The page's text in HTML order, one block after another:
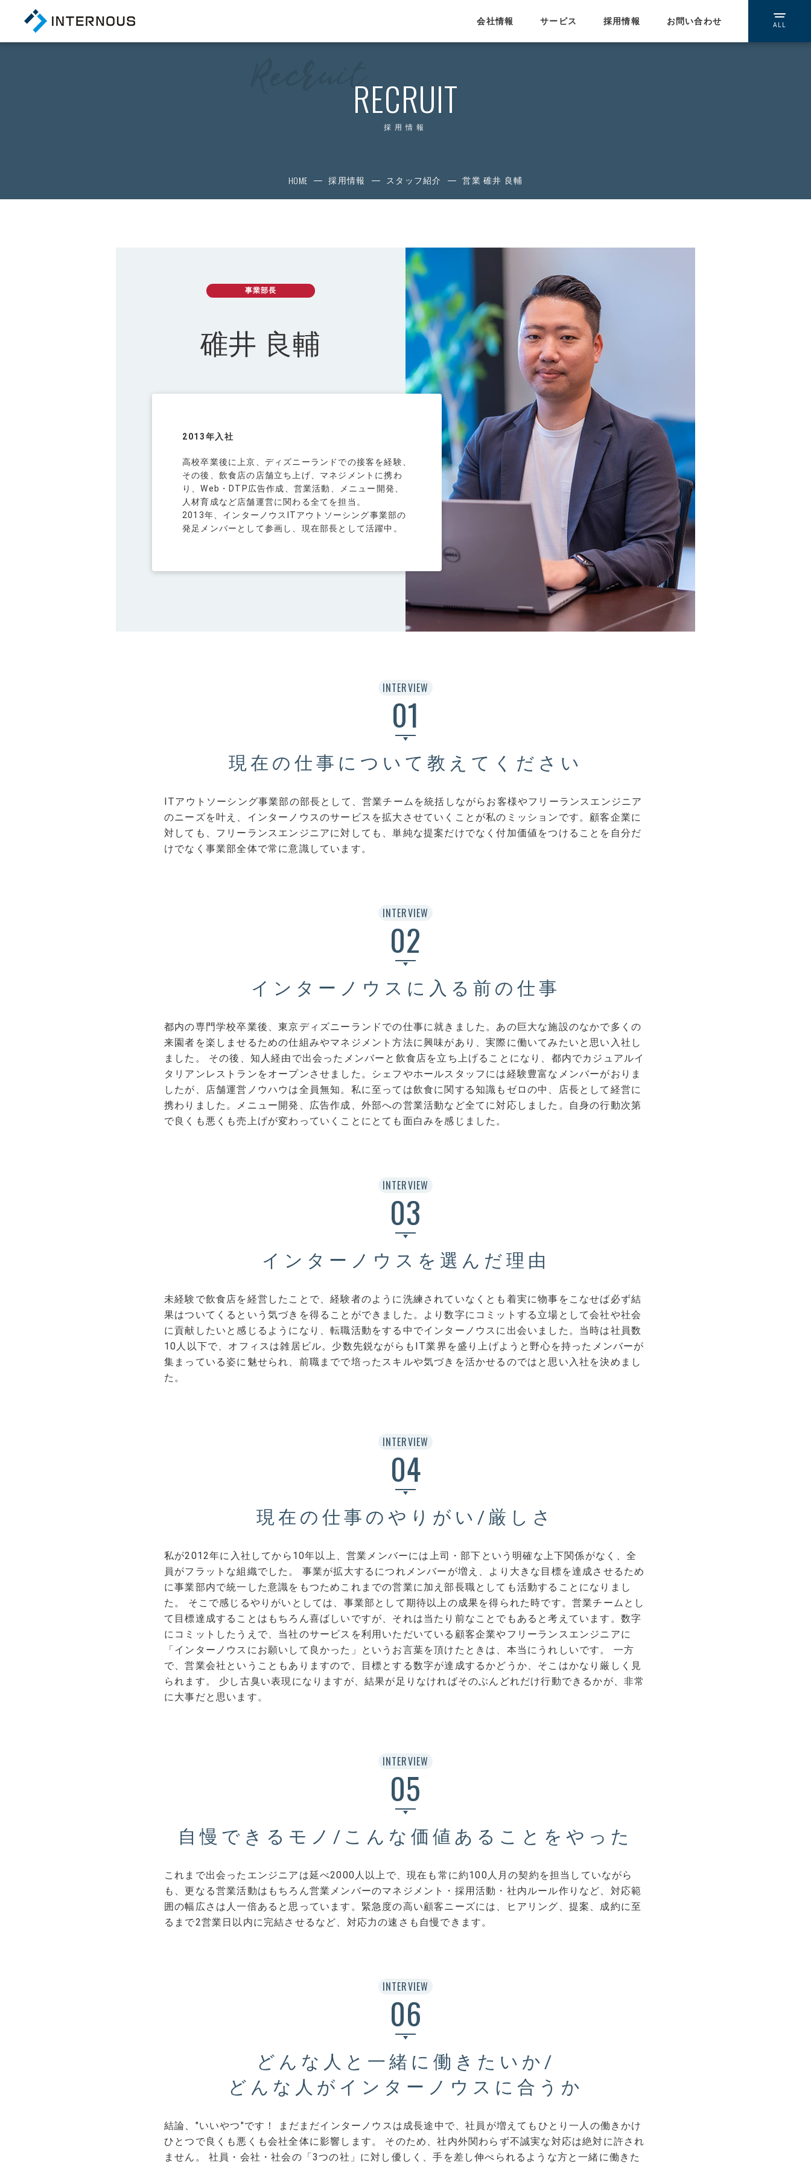
会社情報 サービス 採用情報 お問い合わせ ALL
RECRUIT
採用情報
HOME 採用情報 スタッフ紹介 営業 碓井 良輔
事業部長
碓井 良輔
2013年入社
高校卒業後に上京、ディズニーランドでの接客を経験、
その後、飲食店の店舗立ち上げ、マネジメントに携わ
り、Web・DTP広告作成、営業活動、メニュー開発、
人材育成など店舗運営に関わる全てを担当。
2013年、インターノウスITアウトソーシング事業部の
発足メンバーとして参画し、現在部長として活躍中。
INTERVIEW
01
現在の仕事について教えてください
ITアウトソーシング事業部の部長として、営業チームを統括しながらお客様やフリーランスエンジニア
のニーズを叶え、インターノウスのサービスを拡大させていくことが私のミッションです。顧客企業に
対しても、フリーランスエンジニアに対しても、単純な提案だけでなく付加価値をつけることを自分だ
けでなく事業部全体で常に意識しています。
INTERVIEW
02
インターノウスに入る前の仕事
都内の専門学校卒業後、東京ディズニーランドでの仕事に就きました。あの巨大な施設のなかで多くの
来園者を楽しませるための仕組みやマネジメント方法に興味があり、実際に働いてみたいと思い入社し
ました。 その後、知人経由で出会ったメンバーと飲食店を立ち上げることになり、都内でカジュアルイ
タリアンレストランをオープンさせました。シェフやホールスタッフには経験豊富なメンバーがおりま
したが、店舗運営ノウハウは全員無知。私に至っては飲食に関する知識もゼロの中、店長として経営に
携わりました。メニュー開発、広告作成、外部への営業活動など全てに対応しました。自身の行動次第
で良くも悪くも売上げが変わっていくことにとても面白みを感じました。
INTERVIEW
03
インターノウスを選んだ理由
未経験で飲食店を経営したことで、経験者のように洗練されていなくとも着実に物事をこなせば必ず結
果はついてくるという気づきを得ることができました。より数字にコミットする立場として会社や社会
に貢献したいと感じるようになり、転職活動をする中でインターノウスに出会いました。当時は社員数
10人以下で、オフィスは雑居ビル。少数先鋭ながらもIT業界を盛り上げようと野心を持ったメンバーが
集まっている姿に魅せられ、前職までで培ったスキルや気づきを活かせるのではと思い入社を決めまし
た。
INTERVIEW
04
現在の仕事のやりがい/厳しさ
私が2012年に入社してから10年以上、営業メンバーには上司・部下という明確な上下関係がなく、全
員がフラットな組織でした。 事業が拡大するにつれメンバーが増え、より大きな目標を達成させるため
に事業部内で統一した意識をもつためこれまでの営業に加え部長職としても活動することになりまし
た。 そこで感じるやりがいとしては、事業部として期待以上の成果を得られた時です。営業チームとし
て目標達成することはもちろん喜ばしいですが、それは当たり前なことでもあると考えています。数字
にコミットしたうえで、当社のサービスを利用いただいている顧客企業やフリーランスエンジニアに
「インターノウスにお願いして良かった」というお言葉を頂けたときは、本当にうれしいです。 一方
で、営業会社ということもありますので、目標とする数字が達成するかどうか、そこはかなり厳しく見
られます。 少し古臭い表現になりますが、結果が足りなければそのぶんどれだけ行動できるかが、非常
に大事だと思います。
INTERVIEW
05
自慢できるモノ/こんな価値あることをやった
これまで出会ったエンジニアは延べ2000人以上で、現在も常に約100人月の契約を担当していながら
も、更なる営業活動はもちろん営業メンバーのマネジメント・採用活動・社内ルール作りなど、対応範
囲の幅広さは人一倍あると思っています。緊急度の高い顧客ニーズには、ヒアリング、提案、成約に至
るまで2営業日以内に完結させるなど、対応力の速さも自慢できます。
INTERVIEW
06
どんな人と一緒に働きたいか/
どんな人がインターノウスに合うか
結論、"いいやつ"です！ まだまだインターノウスは成長途中で、社員が増えてもひとり一人の働きかけ
ひとつで良くも悪くも会社全体に影響します。 そのため、社内外関わらず不誠実な対応は絶対に許され
ません。 社員・会社・社会の「3つの社」に対し優しく、手を差し伸べられるような方と一緒に働きた
社会的取り組み
お知らせ
SERVICE サービス
運営HRメディア
プログラマカレッジ
教育・研修事業
無料研修＆就職支援
人材紹介
派遣/アウトソーシング
インフラ
WEB/モバイル
業務システム
サポートサービス
本社オフィスツアー
新卒採用 募集要項
中途採用 募集要項
スタッフ紹介
エンジニアの働き方
営業の働き方
CONTACT お問い合わせ